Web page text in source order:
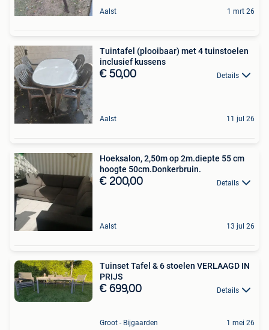
Aalst 1 mrt 26
Tuintafel (plooibaar) met 4 tuinstoelen
inclusief kussens
€ 50,00 Details
Aalst 11 jul 26
Hoeksalon, 2,50m op 2m.diepte 55 cm
hoogte 50cm.Donkerbruin.
€ 200,00 Details
Aalst 13 jul 26
Tuinset Tafel & 6 stoelen VERLAAGD IN
PRIJS
€ 699,00 Details
Groot - Bijgaarden 1 mei 26